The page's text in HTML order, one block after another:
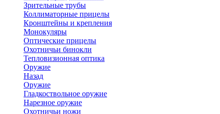
Зрительные трубы
Коллиматорные прицелы
Кронштейны и крепления
Монокуляры
Оптические прицелы
Охотничьи бинокли
Тепловизионная оптика
Оружие
Назад
Оружие
Гладкоствольное оружие
Нарезное оружие
Охотничьи ножи